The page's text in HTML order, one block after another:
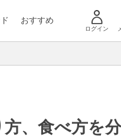
おすすめ
ログイン
、食べ方を